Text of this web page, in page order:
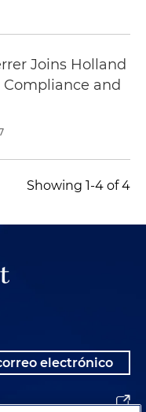
Joins Holland
and
Showing 1-4 of 4
electrónico